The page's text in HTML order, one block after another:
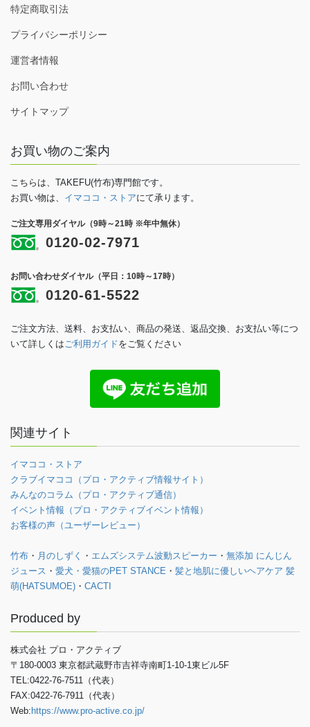
特定商取引法
プライバシーポリシー
運営者情報
お問い合わせ
サイトマップ
お買い物のご案内
こちらは、TAKEFU(竹布)専門館です。
お買い物は、 イマココ・ストアにて承ります。
ご注文専用ダイヤル（9時～21時 ※年中無休）
0120-02-7971
お問い合わせダイヤル（平日：10時～17時）
0120-61-5522
ご注文方法、送料、お支払い、商品の発送、返品交換、お支払い等につ
いて詳しくはご利用ガイドをご覧ください
関連サイト
イマココ・ストア
クラブイマココ（プロ・アクティブ情報サイト）
みんなのコラム（プロ・アクティブ通信）
イベント情報（プロ・アクティブイベント情報）
お客様の声（ユーザーレビュー）
竹布 ・ 月のしずく ・ エムズシステム波動スピーカー ・ 無添加 にんじん
ジュース ・ 愛犬・愛猫のPET STANCE ・ 髪と地肌に優しいヘアケア 髪
萌(HATSUMOE) ・ CACTI
Produced by
株式会社 プロ・アクティブ
〒180-0003 東京都武蔵野市吉祥寺南町1-10-1東ビル5F
TEL:0422-76-7511（代表）
FAX:0422-76-7911（代表）
Web: https://www.pro-active.co.jp/